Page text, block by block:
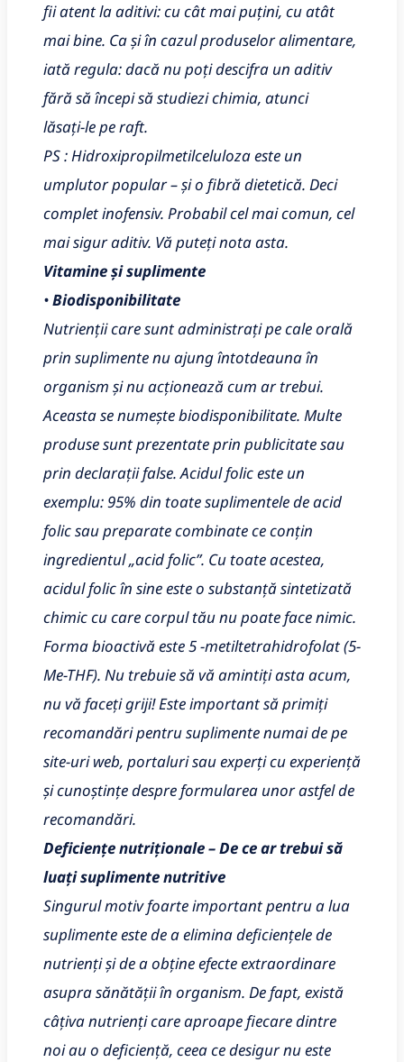
fii atent la aditivi: cu cât mai puțini, cu atât
mai bine. Ca și în cazul produselor alimentare,
iată regula: dacă nu poți descifra un aditiv
fără să începi să studiezi chimia, atunci
lăsați-le pe raft.
PS : Hidroxipropilmetilceluloza este un
umplutor popular – și o fibră dietetică. Deci
complet inofensiv. Probabil cel mai comun, cel
mai sigur aditiv. Vă puteți nota asta.
Vitamine și suplimente
•Biodisponibilitate
Nutrienții care sunt administrați pe cale orală
prin suplimente nu ajung întotdeauna în
organism și nu acționează cum ar trebui.
Aceasta se numește biodisponibilitate. Multe
produse sunt prezentate prin publicitate sau
prin declarații false. Acidul folic este un
exemplu: 95% din toate suplimentele de acid
folic sau preparate combinate ce conțin
ingredientul „acid folic”. Cu toate acestea,
acidul folic în sine este o substanță sintetizată
chimic cu care corpul tău nu poate face nimic.
Forma bioactivă este 5 -metiltetrahidrofolat (5-
Me-THF). Nu trebuie să vă amintiți asta acum,
nu vă faceți griji! Este important să primiți
recomandări pentru suplimente numai de pe
site-uri web, portaluri sau experți cu experiență
și cunoștințe despre formularea unor astfel de
recomandări.
Deficiențe nutriționale – De ce ar trebui să
luați suplimente nutritive
Singurul motiv foarte important pentru a lua
suplimente este de a elimina deficiențele de
nutrienți și de a obține efecte extraordinare
asupra sănătății în organism. De fapt, există
câțiva nutrienți care aproape fiecare dintre
noi au o deficiență, ceea ce desigur nu este